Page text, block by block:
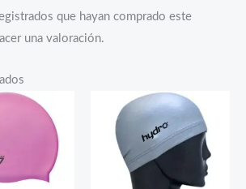
que hayan comprado este
una valoración.